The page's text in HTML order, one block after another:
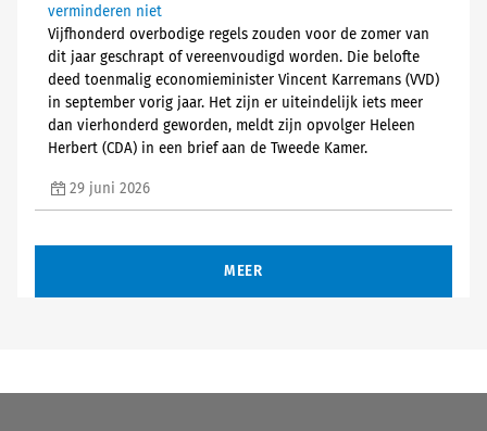
verminderen niet
Vijfhonderd overbodige regels zouden voor de zomer van
dit jaar geschrapt of vereenvoudigd worden. Die belofte
deed toenmalig economieminister Vincent Karremans (VVD)
in september vorig jaar. Het zijn er uiteindelijk iets meer
dan vierhonderd geworden, meldt zijn opvolger Heleen
Herbert (CDA) in een brief aan de Tweede Kamer.
29 juni 2026
MEER